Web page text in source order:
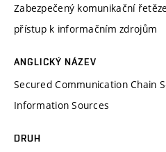
Zabezpečený komunikační
přístup k informačním zdrojům
ANGLICKÝ NÁZEV
Secured Communication Chain
Information Sources
DRUH